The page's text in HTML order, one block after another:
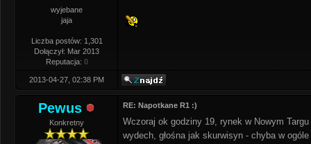
wyjebane
jaja
Liczba postów: 1,301
Dołączył: Mar 2013
Reputacja: 0
2013-04-27, 02:38 PM
Pewus
Konkretny
RE: Napotkane R1 :)
Wczoraj ok godziny 19, rynek w Nowym
wydech, głośna jak skurwisyn - chyba w ogóle